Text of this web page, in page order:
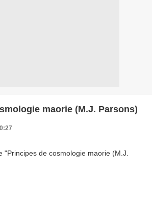
maorie (M.J. Parsons)